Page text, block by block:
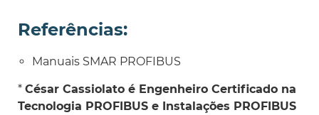
Referências:
Manuais SMAR PROFIBUS
* César Cassiolato é Engenheiro Certificado na
Tecnologia PROFIBUS e Instalações PROFIBUS